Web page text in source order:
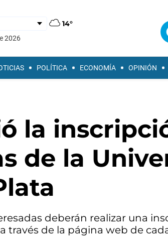
14°
2026
POLÍTICA ECONOMÍA OPINIÓN
la
de la
deberán realizar una
través de la página web de